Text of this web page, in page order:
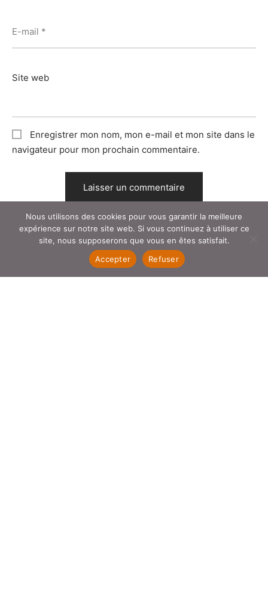
E-mail *
Site web
Enregistrer mon nom, mon e-mail et mon site dans le
navigateur pour mon prochain commentaire.
Nous utilisons des cookies pour vous garantir la meilleure
expérience sur notre site web. Si vous continuez à utiliser ce
site, nous supposerons que vous en êtes satisfait.
Accepter
Refuser